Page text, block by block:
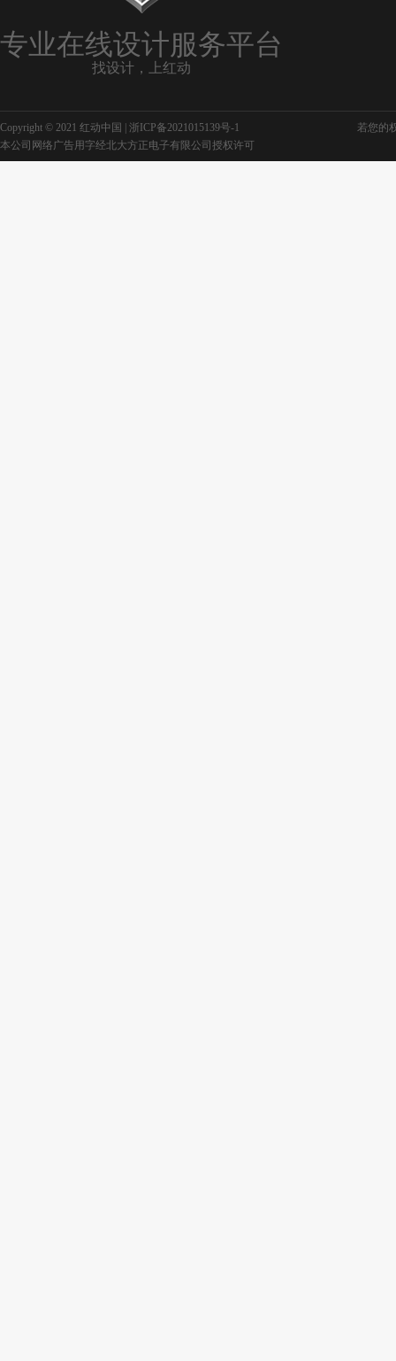
专业在线设计服务平台
找设计，上红动
Copyright © 2021 红动中国 | 浙ICP备2021015139号-1
若您的
本公司网络广告用字经北大方正电子有限公司授权许可